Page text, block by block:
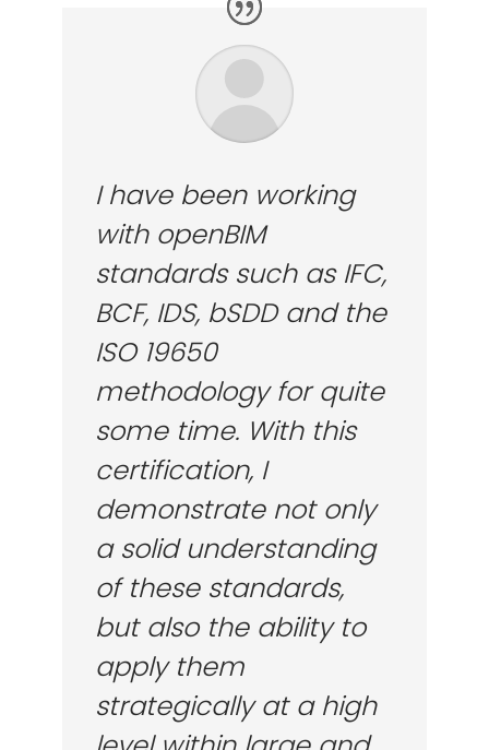
I have been working
with openBIM
standards such as IFC,
BCF, IDS, bSDD and the
ISO 19650
methodology for quite
some time. With this
certification, I
demonstrate not only
a solid understanding
of these standards,
but also the ability to
apply them
strategically at a high